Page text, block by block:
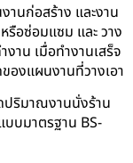
านก่อสร้าง และงาน
อซ่อมแซม และ วาง
าน เมื่อทำงานเสร็จ
งแผนงานที่วางเอา
ปริมาณงานนั่งร้าน
บมาตรฐาน BS-